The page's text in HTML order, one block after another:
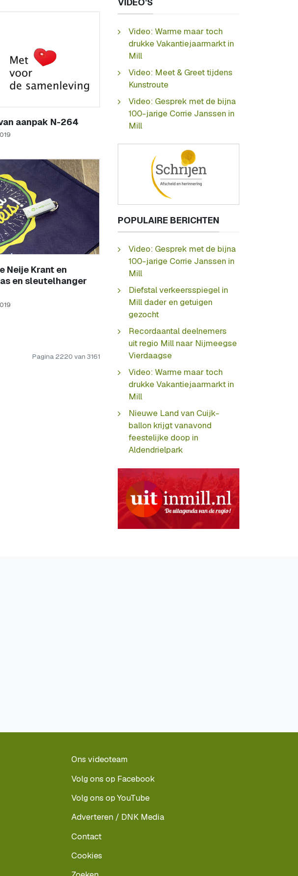
aanpak N-264
Neije Krant en
en sleutelhanger
Pagina 2220 van 3161
Video: Warme maar toch
drukke Vakantiejaarmarkt in
Mill
Video: Meet & Greet tijdens
Kunstroute
Video: Gesprek met de bijna
100-jarige Corrie Janssen in
Mill
POPULAIRE BERICHTEN
Video: Gesprek met de bijna
100-jarige Corrie Janssen in
Mill
Diefstal verkeersspiegel in
Mill dader en getuigen
gezocht
Recordaantal deelnemers
uit regio Mill naar Nijmeegse
Vierdaagse
Video: Warme maar toch
drukke Vakantiejaarmarkt in
Mill
Nieuwe Land van Cuijk-
ballon krijgt vanavond
feestelijke doop in
Aldendrielpark
Ons videoteam
Volg ons op Facebook
Volg ons op YouTube
Adverteren / DNK Media
Contact
Cookies